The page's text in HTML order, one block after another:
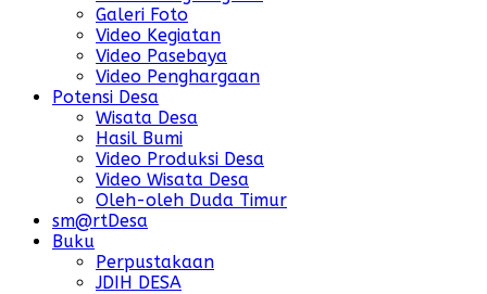
Galeri Foto
Video Kegiatan
Video Pasebaya
Video Penghargaan
Potensi Desa
Wisata Desa
Hasil Bumi
Video Produksi Desa
Video Wisata Desa
Oleh-oleh Duda Timur
sm@rtDesa
Buku
Perpustakaan
JDIH DESA